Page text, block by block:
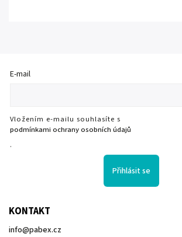
E-mail
Vložením e-mailu souhlasíte s
podmínkami ochrany osobních údajů
.
Přihlásit se
KONTAKT
info@pabex.cz